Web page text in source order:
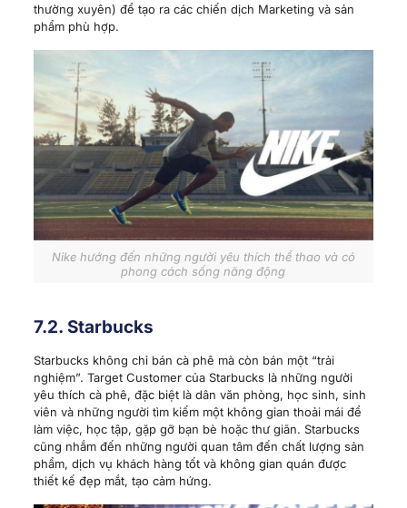
thường xuyên) để tạo ra các chiến dịch Marketing và sản
phẩm phù hợp.
Nike hướng đến những người yêu thích thể thao và có
phong cách sống năng động
7.2. Starbucks
Starbucks không chỉ bán cà phê mà còn bán một “trải
nghiệm”. Target Customer của Starbucks là những người
yêu thích cà phê, đặc biệt là dân văn phòng, học sinh, sinh
viên và những người tìm kiếm một không gian thoải mái để
làm việc, học tập, gặp gỡ bạn bè hoặc thư giãn. Starbucks
cũng nhắm đến những người quan tâm đến chất lượng sản
phẩm, dịch vụ khách hàng tốt và không gian quán được
thiết kế đẹp mắt, tạo cảm hứng.